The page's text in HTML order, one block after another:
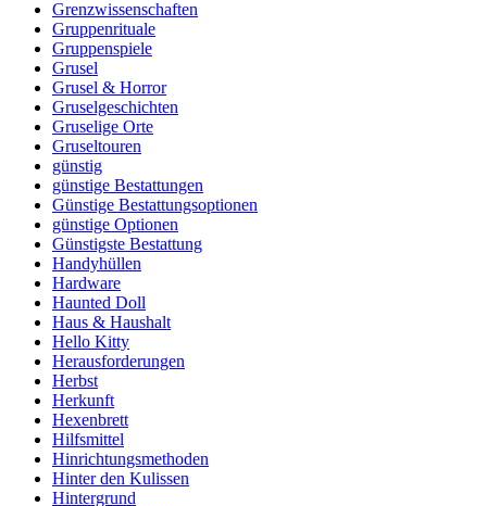
Grenzwissenschaften
Gruppenrituale
Gruppenspiele
Grusel
Grusel & Horror
Gruselgeschichten
Gruselige Orte
Gruseltouren
günstig
günstige Bestattungen
Günstige Bestattungsoptionen
günstige Optionen
Günstigste Bestattung
Handyhüllen
Hardware
Haunted Doll
Haus & Haushalt
Hello Kitty
Herausforderungen
Herbst
Herkunft
Hexenbrett
Hilfsmittel
Hinrichtungsmethoden
Hinter den Kulissen
Hintergrund